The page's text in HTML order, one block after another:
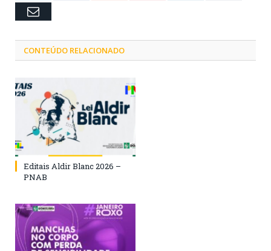
Email
CONTEÚDO RELACIONADO
Editais Aldir Blanc 2026 –
PNAB